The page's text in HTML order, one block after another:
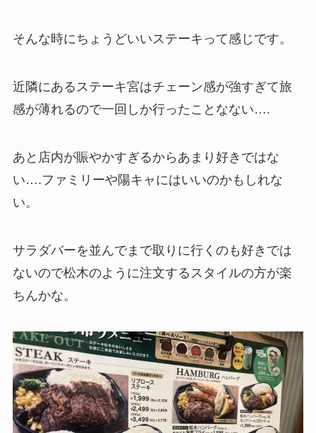
そんな時にちょうどいいステーキって感じです。
近隣にあるステーキ宮はチェーン感が強すぎて旅
感が薄れるので一回しか行ったことなない….
あと店内が賑やかすぎるからあまり好きではな
い….ファミリーや陽キャにはいいのかもしれな
い。
サラダバーを並んでまで取りに行くのも好きでは
ないので松木のように注文するスタイルの方が楽
ちんかな。